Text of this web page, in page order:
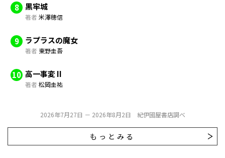
8 黒牢城
著者 米澤穂信
9 ラプラスの魔女
著者 東野圭吾
10 高一事変 II
著者 松岡圭祐
2026年7月27日 － 2026年8月2日 紀伊國屋書店調べ
もっとみる